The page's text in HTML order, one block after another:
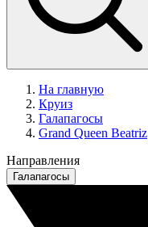
На главную
Круиз
Галапагосы
Grand Queen Beatriz
Направления
Галапагосы